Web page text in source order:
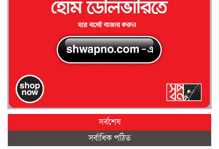
সর্বশেষ
সর্বাধিক পঠিত